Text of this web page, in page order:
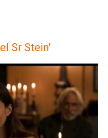
Sr Stein'